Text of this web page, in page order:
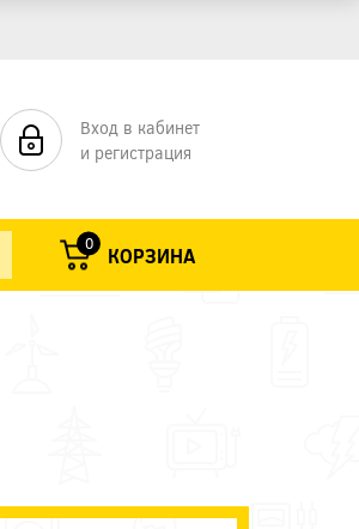
Вход в кабинет
и регистрация
0 КОРЗИНА